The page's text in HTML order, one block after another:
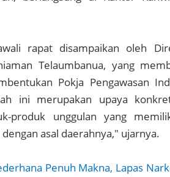
rapat disampaikan oleh
Telaumbanua, yang
Pokja Pengawasan
ini merupakan upaya
produk unggulan yang
asal daerahnya," ujarnya.
Penuh Makna, Lapas